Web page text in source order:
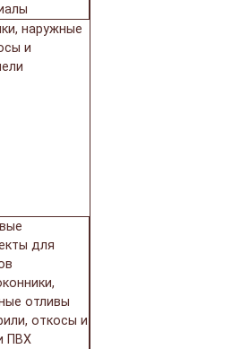
наружные
и
для
отливы
откосы и
ПВХ